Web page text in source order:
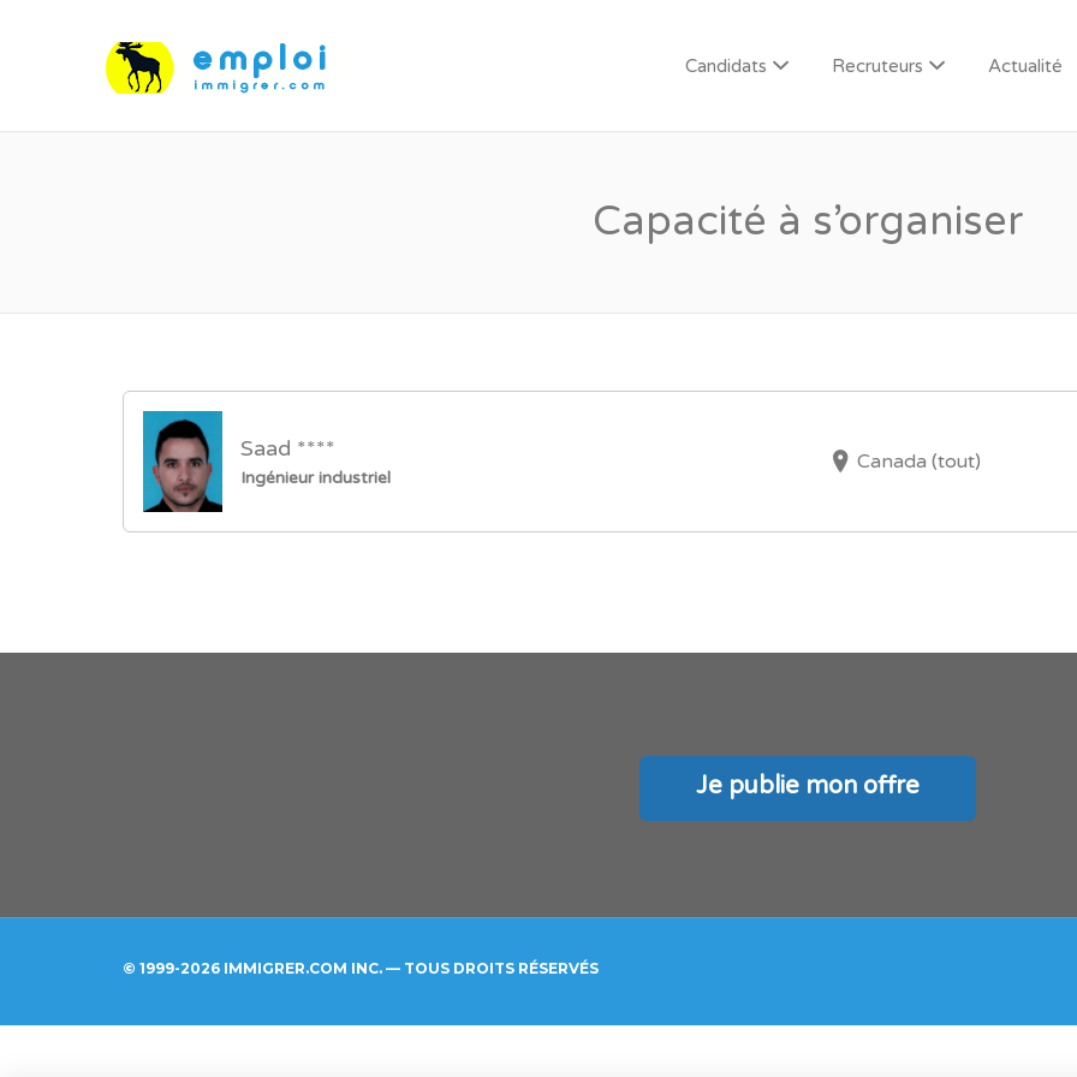
Candidats Recruteurs Actualité
Capacité à s’organiser
Saad ****
Ingénieur industriel
Canada (tout)
Je publie mon offre
© 1999-2026 IMMIGRER.COM INC. — TOUS DROITS RÉSERVÉS